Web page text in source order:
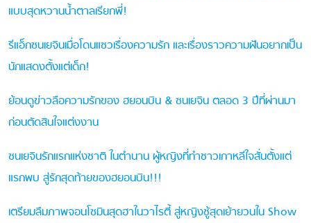
แบบสุดหวานน้ำตาลเรียกพี่!
รีแอ็กซนเยจินเมื่อโดนแซวเรื่องความรัก และเรื่องราวความฝันอยากเป็น
นักแสดงตั้งแต่เด็ก!
ย้อนดูข่าวลือความรักของ ฮยอนบิน & ซนเยจิน ตลอด 3 ปีที่ผ่านมา
ก่อนตัดสินใจแต่งงาน
ซนเยจินรักแรกแห่งชาติ ในตำนาน ผู้หญิงที่ทำชาวเกาหลีใจสั่นตั้งแต่
แรกพบ สู่รักสุดท้ายของฮยอนบิน!!!
เตรียมลืมภาพจอนโซมินสุดฮาในวาไรตี้ สู่หญิงชู้สุดเย้ายวนใน Show